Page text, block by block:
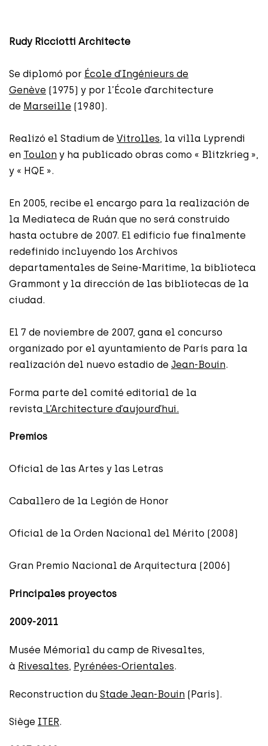
Rudy Ricciotti Architecte
Se diplomó por École d’Ingénieurs de
Genève (1975) y por l’École d’architecture
de Marseille (1980).
Realizó el Stadium de Vitrolles, la villa Lyprendi
en Toulon y ha publicado obras como « Blitzkrieg »,
y « HQE ».
En 2005, recibe el encargo para la realización de
la Mediateca de Ruán que no será construido
hasta octubre de 2007. El edificio fue finalmente
redefinido incluyendo los Archivos
departamentales de Seine-Maritime, la biblioteca
Grammont y la dirección de las bibliotecas de la
ciudad.
El 7 de noviembre de 2007, gana el concurso
organizado por el ayuntamiento de París para la
realización del nuevo estadio de Jean-Bouin.
Forma parte del comité editorial de la
revista L’Architecture d’aujourd’hui.
Premios
Oficial de las Artes y las Letras
Caballero de la Legión de Honor
Oficial de la Orden Nacional del Mérito (2008)
Gran Premio Nacional de Arquitectura (2006)
Principales proyectos
2009-2011
Musée Mémorial du camp de Rivesaltes,
à Rivesaltes Pyrénées-Orientales.
Reconstruction du Stade Jean-Bouin (Paris).
Siège ITER.